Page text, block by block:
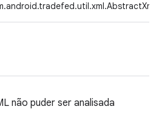
não puder ser analisada